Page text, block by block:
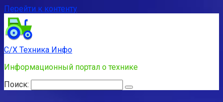
Перейти к контенту
С/Х Техника Инфо
Информационный портал о технике
Поиск: